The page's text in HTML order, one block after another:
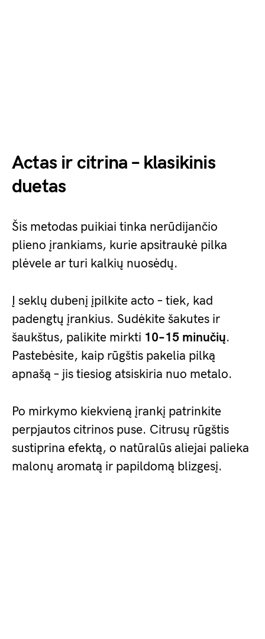
Actas ir citrina – klasikinis
duetas
Šis metodas puikiai tinka nerūdijančio
plieno įrankiams, kurie apsitraukė pilka
plėvele ar turi kalkių nuosėdų.
Į seklų dubenį įpilkite acto – tiek, kad
padengtų įrankius. Sudėkite šakutes ir
šaukštus, palikite mirkti 10–15 minučių.
Pastebėsite, kaip rūgštis pakelia pilką
apnašą – jis tiesiog atsiskiria nuo metalo.
Po mirkymo kiekvieną įrankį patrinkite
perpjautos citrinos puse. Citrusų rūgštis
sustiprina efektą, o natūralūs aliejai palieka
malonų aromatą ir papildomą blizgesį.